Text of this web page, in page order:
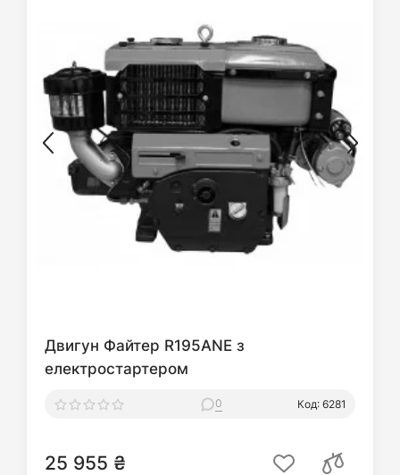
Двигун Файтер R195ANE з
електростартером
0 Код: 6281
25 955 ₴